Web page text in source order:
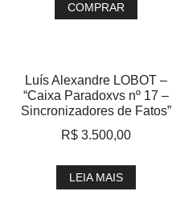
COMPRAR
Luís Alexandre LOBOT –
“Caixa Paradoxvs nº 17 –
Sincronizadores de Fatos”
R$ 3.500,00
LEIA MAIS